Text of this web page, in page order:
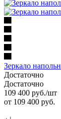
Зеркало
Достаточно
Достаточно
109 400 руб./шт
от 109 400 руб.